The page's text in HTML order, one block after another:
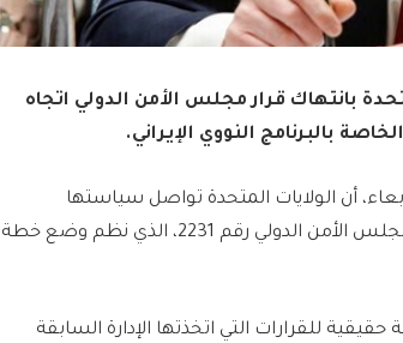
بانتهاك قرار مجلس الأمن الدولي اتجاه
بالبرنامج النووي الإيراني.
أن الولايات المتحدة تواصل سياستها
المتمثلة في ممارسة أقصى قدر من الضغط على إيران وتنتهك قرار مجلس الأمن الدولي رقم 2231، الذي نظم وضع خطة
للقرارات التي اتخذتها الإدارة السابقة